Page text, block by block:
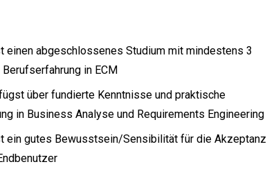
einen abgeschlossenes Studium mit mindestens 3
Berufserfahrung in ECM
über fundierte Kenntnisse und praktische
in Business Analyse und Requirements Engineering
ein gutes Bewusstsein/Sensibilität für die Akzeptanz